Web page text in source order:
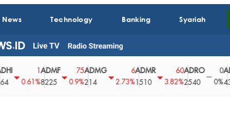
Technology Banking Syariah
0.61%
ADMF
8225
75
0.9%
ADMG
214
2.73%
ADMR
1510
60
3.82%
ADRO
2540
0
0%
AEGS